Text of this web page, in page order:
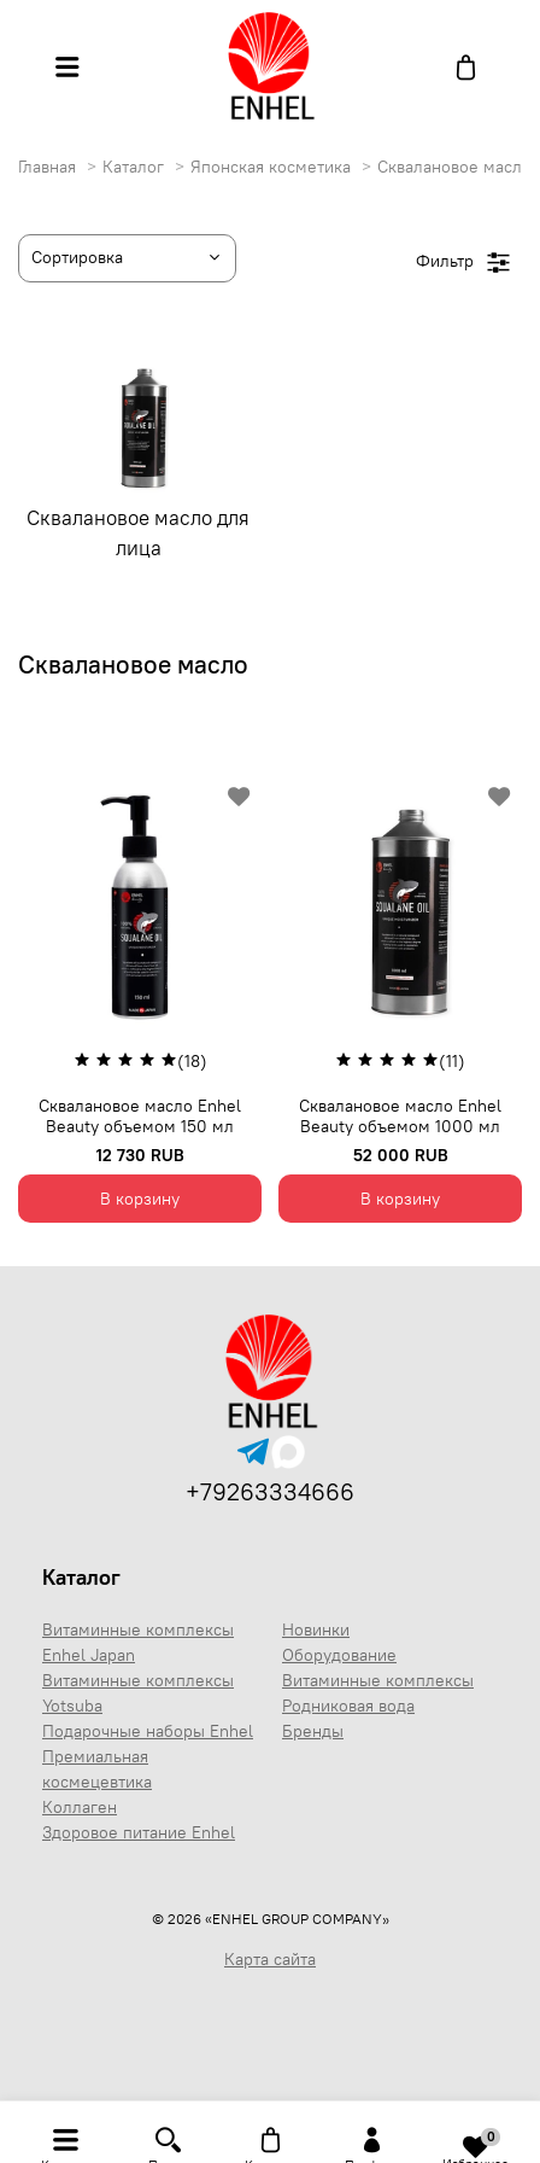
Главная Каталог Японская косметика Сквалановое масло
Сквалановое масло для
лица
Сквалановое масло
(18)
Сквалановое масло Enhel
Beauty объемом 150 мл
12 730 RUB
В корзину
(11)
Сквалановое масло Enhel
Beauty объемом 1000 мл
52 000 RUB
В корзину
Фильтр
Каталог
Витаминные комплексы
Enhel Japan
Витаминные комплексы
Yotsuba
Подарочные наборы Enhel
Премиальная
космецевтика
Коллаген
Здоровое питание Enhel
Новинки
Оборудование
Витаминные комплексы
Родниковая вода
Бренды
+79263334666
© 2026 «ENHEL GROUP COMPANY»
Карта сайта
0